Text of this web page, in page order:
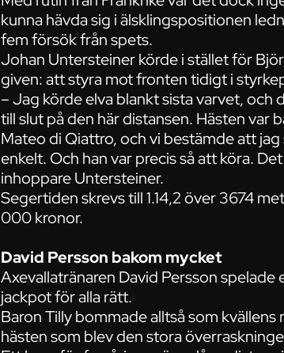
kunna hävda sig i älsklingspositionen
fem försök från spets.
Johan Untersteiner körde i stället för
given: att styra mot fronten tidigt i
– Jag körde elva blankt sista varvet,
till slut på den här distansen. Hästen var
Mateo di Qiattro, och vi bestämde att
enkelt. Och han var precis så att köra.
inhoppare Untersteiner.
Segertiden skrevs till 1.14,2 över 3674
000 kronor.
David Persson bakom mycket
Axevallatränaren David Persson
jackpot för alla rätt.
Baron Tilly bommade alltså som
hästen som blev den stora